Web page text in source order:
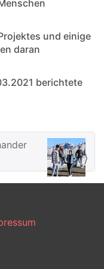
und einige
daran
berichtete